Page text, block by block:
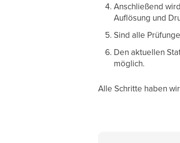
Anschließend
Auflösung und
Sind alle
Den aktuellen
möglich.
Alle Schritte haben